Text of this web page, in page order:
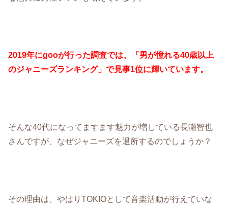
2019年にgooが行った調査では、「男が憧れる40歳以上
のジャニーズランキング」で見事1位に輝いています。
そんな40代になってますます魅力が増している長瀬智也
さんですが、なぜジャニーズを退所するのでしょうか？
その理由は、やはりTOKIOとして音楽活動が行えていな